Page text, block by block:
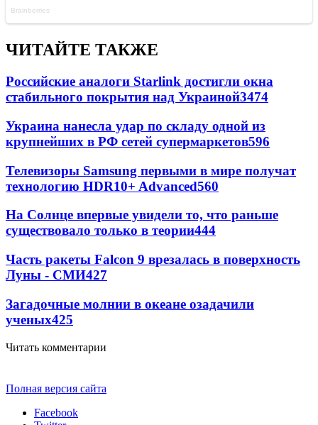
ЧИТАЙТЕ ТАКЖЕ
Российские аналоги Starlink достигли окна
стабильного покрытия над Украиной3474
Украина нанесла удар по складу одной из
крупнейших в РФ сетей супермаркетов596
Телевизоры Samsung первыми в мире получат
технологию HDR10+ Advanced560
На Солнце впервые увидели то, что раньше
существовало только в теории444
Часть ракеты Falcon 9 врезалась в поверхность
Луны - СМИ427
Загадочные молнии в океане озадачили
ученых425
Читать комментарии
Полная версия сайта
Facebook